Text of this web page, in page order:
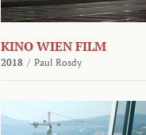
KINO WIEN FILM
2018 / Paul Rosdy